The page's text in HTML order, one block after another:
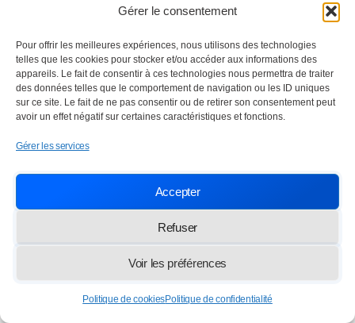
Gérer le consentement
Pour offrir les meilleures expériences, nous utilisons des technologies
telles que les cookies pour stocker et/ou accéder aux informations des
appareils. Le fait de consentir à ces technologies nous permettra de traiter
des données telles que le comportement de navigation ou les ID uniques
sur ce site. Le fait de ne pas consentir ou de retirer son consentement peut
avoir un effet négatif sur certaines caractéristiques et fonctions.
Gérer les services
Accepter
Refuser
Voir les préférences
Politique de cookiesPolitique de confidentialité